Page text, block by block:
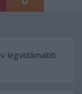
legvidámabb